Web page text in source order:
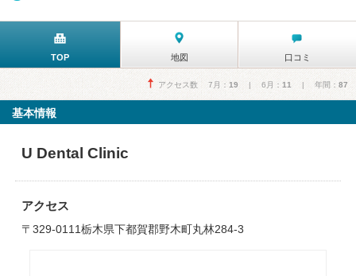
TOP 地図 口コミ
アクセス数 7月： 19 | 6月： 11 | 年間： 87
基本情報
U Dental Clinic
アクセス
〒329-0111栃木県下都賀郡野木町丸林284-3